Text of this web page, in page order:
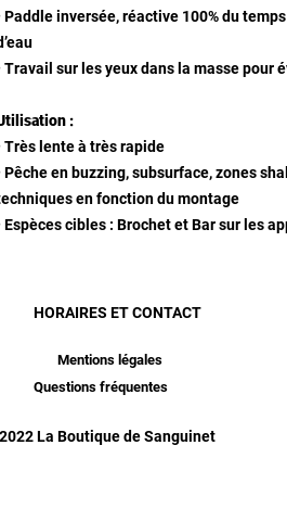
Paddle inversée, réactive 100% du
Travail sur les yeux dans la masse pour
:
Très lente à très rapide
Pêche en buzzing, subsurface, zones
en fonction du montage
Espèces cibles : Brochet et Bar sur les
HORAIRES ET CONTACT
Questions fréquentes
Mentions légales
La Boutique de Sanguinet